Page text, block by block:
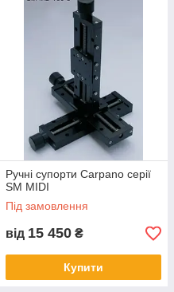
Ручні супорти Carpano серії
SM MIDI
Під замовлення
від 15 450 ₴
Купити